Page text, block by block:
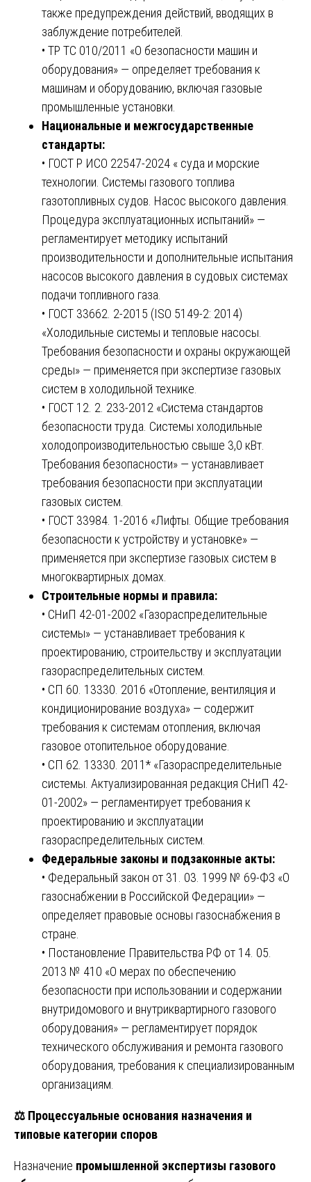
также предупреждения действий, вводящих в
заблуждение потребителей.
• ТР ТС 010/2011 «О безопасности машин и
оборудования» — определяет требования к
машинам и оборудованию, включая газовые
промышленные установки.
Национальные и межгосударственные
стандарты:
• ГОСТ Р ИСО 22547-2024 « суда и морские
технологии. Системы газового топлива
газотопливных судов. Насос высокого давления.
Процедура эксплуатационных испытаний» —
регламентирует методику испытаний
производительности и дополнительные испытания
насосов высокого давления в судовых системах
подачи топливного газа.
• ГОСТ 33662. 2-2015 (ISO 5149-2: 2014)
«Холодильные системы и тепловые насосы.
Требования безопасности и охраны окружающей
среды» — применяется при экспертизе газовых
систем в холодильной технике.
• ГОСТ 12. 2. 233-2012 «Система стандартов
безопасности труда. Системы холодильные
холодопроизводительностью свыше 3,0 кВт.
Требования безопасности» — устанавливает
требования безопасности при эксплуатации
газовых систем.
• ГОСТ 33984. 1-2016 «Лифты. Общие требования
безопасности к устройству и установке» —
применяется при экспертизе газовых систем в
многоквартирных домах.
Строительные нормы и правила:
• СНиП 42-01-2002 «Газораспределительные
системы» — устанавливает требования к
проектированию, строительству и эксплуатации
газораспределительных систем.
• СП 60. 13330. 2016 «Отопление, вентиляция и
кондиционирование воздуха» — содержит
требования к системам отопления, включая
газовое отопительное оборудование.
• СП 62. 13330. 2011* «Газораспределительные
системы. Актуализированная редакция СНиП 42-
01-2002» — регламентирует требования к
проектированию и эксплуатации
газораспределительных систем.
Федеральные законы и подзаконные акты:
• Федеральный закон от 31. 03. 1999 № 69-ФЗ «О
газоснабжении в Российской Федерации» —
определяет правовые основы газоснабжения в
стране.
• Постановление Правительства РФ от 14. 05.
2013 № 410 «О мерах по обеспечению
безопасности при использовании и содержании
внутридомового и внутриквартирного газового
оборудования» — регламентирует порядок
технического обслуживания и ремонта газового
оборудования, требования к специализированным
организациям.
⚖️ Процессуальные основания назначения и
типовые категории споров
Назначение промышленной экспертизы газового